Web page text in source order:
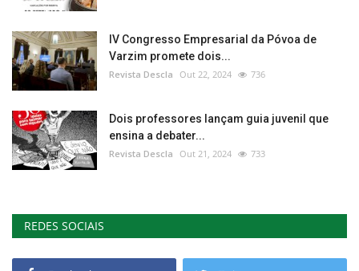
IV Congresso Empresarial da Póvoa de
Varzim promete dois...
Revista Descla Out 22, 2024 736
Dois professores lançam guia juvenil que
ensina a debater...
Revista Descla Out 21, 2024 733
REDES SOCIAIS